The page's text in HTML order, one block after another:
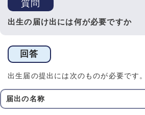
質問
出生の届け出には何が必要ですか
回答
出生届の提出には次のものが必要です。
届出の名称